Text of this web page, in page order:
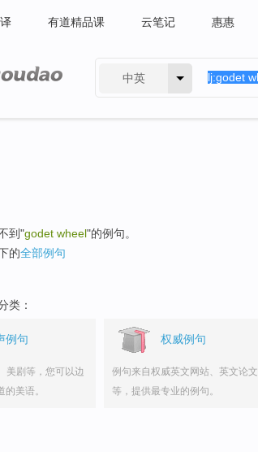
有道精品课 云笔记 惠惠
中英
到"godet wheel"的例句。
的全部例句
类：
例句
美剧等，您可以边
美语。
权威例句
例句来自权威英文网站、英文论文
等，提供最专业的例句。